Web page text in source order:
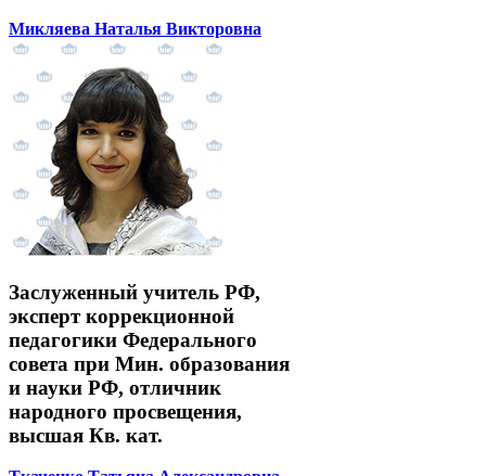
Микляева Наталья Викторовна
Заслуженный учитель РФ,
эксперт коррекционной
педагогики Федерального
совета при Мин. образования
и науки РФ, отличник
народного просвещения,
высшая Кв. кат.